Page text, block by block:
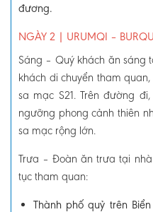
đương.
NGÀY 2 | URUMQI –
Sáng – Quý khách ăn sáng
khách di chuyển tham
sa mạc S21. Trên đường
ngưỡng phong cảnh thiên
sa mạc rộng lớn.
Trưa –Đoàn ăn trưa tại
tục tham quan:
Thành phố quỷ trên